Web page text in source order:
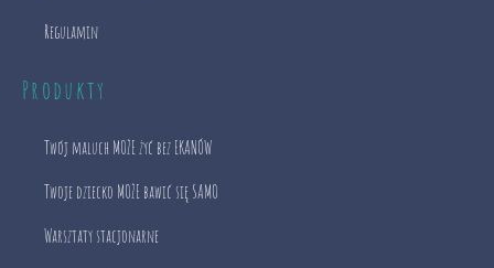
Regulamin
Produkty
Twój maluch MOŻE żyć bez EKANÓW
Twoje dziecko MOŻE bawić się SAMO
Warsztaty stacjonarne